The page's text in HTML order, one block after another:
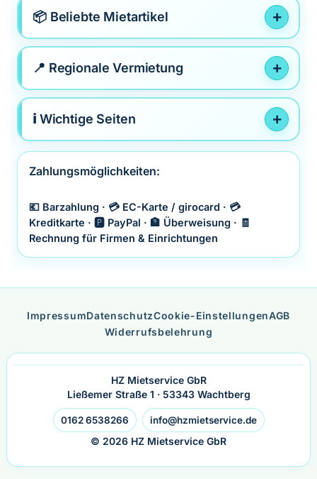
📦 Beliebte Mietartikel
📍 Regionale Vermietung
ℹ️ Wichtige Seiten
Zahlungsmöglichkeiten:
💶 Barzahlung · 💳 EC-Karte / girocard · 💳
Kreditkarte · 🅿️ PayPal · 🏦 Überweisung · 🧾
Rechnung für Firmen & Einrichtungen
ImpressumDatenschutzCookie-EinstellungenAGB
Widerrufsbelehrung
HZ Mietservice GbR
Ließemer Straße 1 · 53343 Wachtberg
0162 6538266 info@hzmietservice.de
© 2026 HZ Mietservice GbR